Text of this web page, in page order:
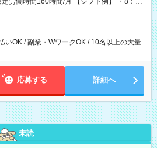
いOK / 副業・WワークOK / 10名以上の大量
応募する 詳細へ
未読